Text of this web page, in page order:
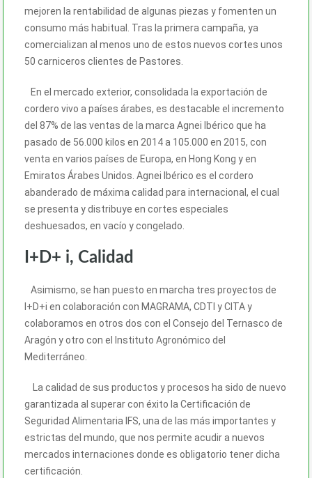
mejoren la rentabilidad de algunas piezas y fomenten un
consumo más habitual. Tras la primera campaña, ya
comercializan al menos uno de estos nuevos cortes unos
50 carniceros clientes de Pastores.
En el mercado exterior, consolidada la exportación de
cordero vivo a países árabes, es destacable el incremento
del 87% de las ventas de la marca Agnei Ibérico que ha
pasado de 56.000 kilos en 2014 a 105.000 en 2015, con
venta en varios países de Europa, en Hong Kong y en
Emiratos Árabes Unidos. Agnei Ibérico es el cordero
abanderado de máxima calidad para internacional, el cual
se presenta y distribuye en cortes especiales
deshuesados, en vacío y congelado.
I+D+ i, Calidad
Asimismo, se han puesto en marcha tres proyectos de
I+D+i en colaboración con MAGRAMA, CDTI y CITA y
colaboramos en otros dos con el Consejo del Ternasco de
Aragón y otro con el Instituto Agronómico del
Mediterráneo.
La calidad de sus productos y procesos ha sido de nuevo
garantizada al superar con éxito la Certificación de
Seguridad Alimentaria IFS, una de las más importantes y
estrictas del mundo, que nos permite acudir a nuevos
mercados internaciones donde es obligatorio tener dicha
certificación.